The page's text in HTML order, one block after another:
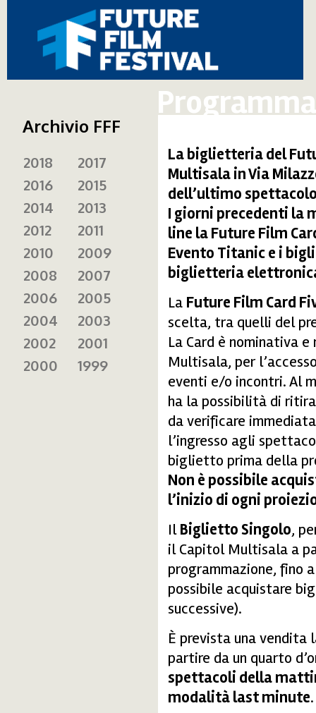
La biglietteria del
Multisala in Via
dell’ultimo
I giorni precedenti la
line la Future Film
Evento Titanic e i
biglietteria
La Future Film Card
scelta, tra quelli del
La Card è nominativa
Multisala, per
eventi e/o incontri. Al
ha la possibilità di
da verificare
l’ingresso agli
biglietto prima della
Non è possibile
l’inizio di ogni
IlBiglietto Singolo,
il Capitol Multisala a
programmazione, fino
possibile acquistare
successive).
È prevista una
partire da un quarto
spettacoli della
modalità last minute.
Archivio FFF
2018
2017
2016
2015
2014
2013
2012
2011
2010
2009
2008
2007
2006
2005
2004
2003
2002
2001
2000
1999